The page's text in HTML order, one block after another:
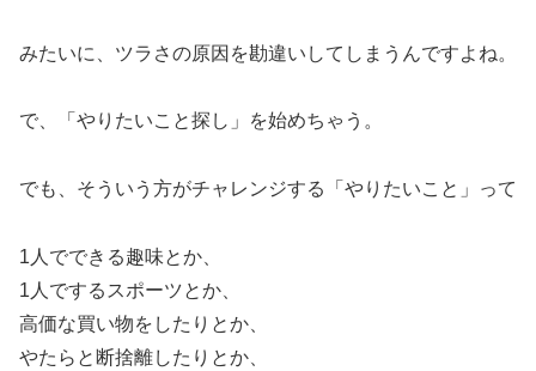
みたいに、ツラさの原因を勘違いしてしまうんですよね。
で、「やりたいこと探し」を始めちゃう。
でも、そういう方がチャレンジする「やりたいこと」って
1人でできる趣味とか、
1人でするスポーツとか、
高価な買い物をしたりとか、
やたらと断捨離したりとか、